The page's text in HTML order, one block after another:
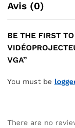
Avis (0)
BE THE FIRST
VGA”
You must be
There are no